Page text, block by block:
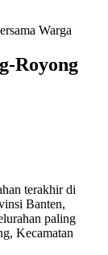
Warga
Royong
terakhir di
Banten,
paling
Kecamatan